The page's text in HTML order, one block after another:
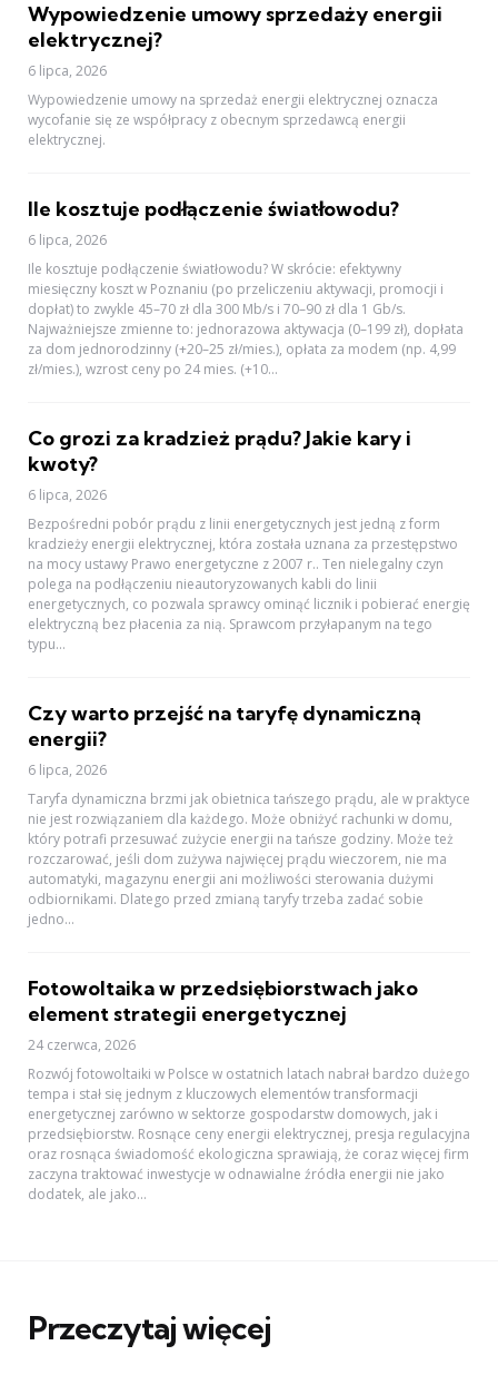
Wypowiedzenie umowy sprzedaży energii
elektrycznej?
6 lipca, 2026
Wypowiedzenie umowy na sprzedaż energii elektrycznej oznacza
wycofanie się ze współpracy z obecnym sprzedawcą energii
elektrycznej.
Ile kosztuje podłączenie światłowodu?
6 lipca, 2026
Ile kosztuje podłączenie światłowodu? W skrócie: efektywny
miesięczny koszt w Poznaniu (po przeliczeniu aktywacji, promocji i
dopłat) to zwykle 45–70 zł dla 300 Mb/s i 70–90 zł dla 1 Gb/s.
Najważniejsze zmienne to: jednorazowa aktywacja (0–199 zł), dopłata
za dom jednorodzinny (+20–25 zł/mies.), opłata za modem (np. 4,99
zł/mies.), wzrost ceny po 24 mies. (+10...
Co grozi za kradzież prądu? Jakie kary i
kwoty?
6 lipca, 2026
Bezpośredni pobór prądu z linii energetycznych jest jedną z form
kradzieży energii elektrycznej, która została uznana za przestępstwo
na mocy ustawy Prawo energetyczne z 2007 r.. Ten nielegalny czyn
polega na podłączeniu nieautoryzowanych kabli do linii
energetycznych, co pozwala sprawcy ominąć licznik i pobierać energię
elektryczną bez płacenia za nią. Sprawcom przyłapanym na tego
typu...
Czy warto przejść na taryfę dynamiczną
energii?
6 lipca, 2026
Taryfa dynamiczna brzmi jak obietnica tańszego prądu, ale w praktyce
nie jest rozwiązaniem dla każdego. Może obniżyć rachunki w domu,
który potrafi przesuwać zużycie energii na tańsze godziny. Może też
rozczarować, jeśli dom zużywa najwięcej prądu wieczorem, nie ma
automatyki, magazynu energii ani możliwości sterowania dużymi
odbiornikami. Dlatego przed zmianą taryfy trzeba zadać sobie
jedno...
Fotowoltaika w przedsiębiorstwach jako
element strategii energetycznej
24 czerwca, 2026
Rozwój fotowoltaiki w Polsce w ostatnich latach nabrał bardzo dużego
tempa i stał się jednym z kluczowych elementów transformacji
energetycznej zarówno w sektorze gospodarstw domowych, jak i
przedsiębiorstw. Rosnące ceny energii elektrycznej, presja regulacyjna
oraz rosnąca świadomość ekologiczna sprawiają, że coraz więcej firm
zaczyna traktować inwestycje w odnawialne źródła energii nie jako
dodatek, ale jako...
Przeczytaj więcej